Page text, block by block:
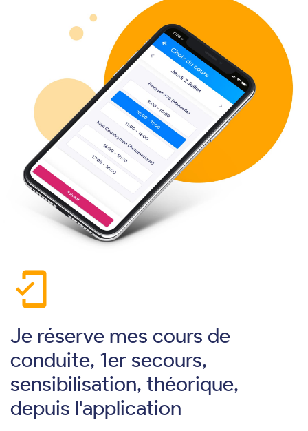
mobile_friendly
Je réserve mes cours de
conduite, 1er secours,
sensibilisation, théorique,
depuis l'application